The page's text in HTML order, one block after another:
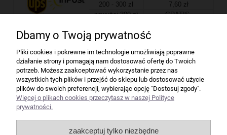
200 - 300 zł
7,60 zł
powyżej 300 zł
GRATIS
Firma
Bindownice wg producentów
Niszczarki wg producentów
Dbamy o Twoją prywatność
Pliki cookies i pokrewne im technologie umożliwiają poprawne
działanie strony i pomagają nam dostosować ofertę do Twoich
potrzeb. Możesz zaakceptować wykorzystanie przez nas
wszystkich tych plików i przejść do sklepu lub dostosować użycie
plików do swoich preferencji, wybierając opcję "Dostosuj zgody".
Więcej o plikach cookies przeczytasz w naszej Polityce
prywatności.
zaakceptuj tylko niezbędne